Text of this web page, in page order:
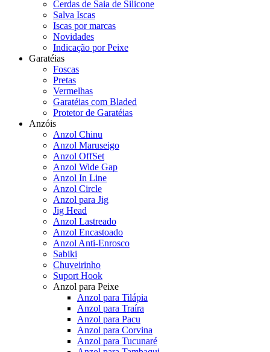
Cerdas de Saia de Silicone
Salva Iscas
Iscas por marcas
Novidades
Indicação por Peixe
Garatéias
Foscas
Pretas
Vermelhas
Garatéias com Bladed
Protetor de Garatéias
Anzóis
Anzol Chinu
Anzol Maruseigo
Anzol OffSet
Anzol Wide Gap
Anzol In Line
Anzol Circle
Anzol para Jig
Jig Head
Anzol Lastreado
Anzol Encastoado
Anzol Anti-Enrosco
Sabiki
Chuveirinho
Suport Hook
Anzol para Peixe
Anzol para Tilápia
Anzol para Traíra
Anzol para Pacu
Anzol para Corvina
Anzol para Tucunaré